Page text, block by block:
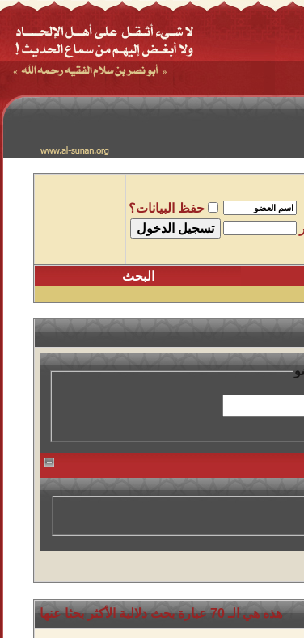
حفظ البيانات؟
البحث
هذه هي الـ 70 عبارة بحث دلالية الأكثر بحثا عنها